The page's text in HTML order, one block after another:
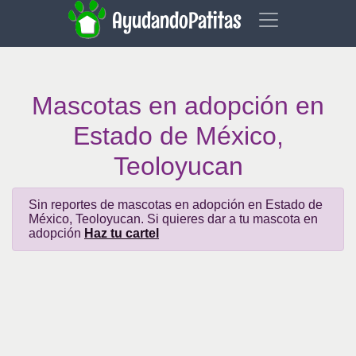
AyudandoPatitas
Mascotas en adopción en
Estado de México,
Teoloyucan
Sin reportes de mascotas en adopción en Estado de
México, Teoloyucan. Si quieres dar a tu mascota en
adopción Haz tu cartel